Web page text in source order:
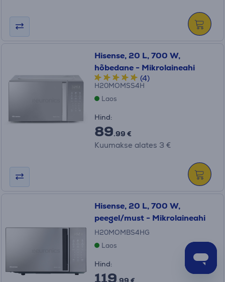
Hisense, 20 L, 700 W,
hõbedane - Mikrolaineahi
(4)
H20MOMSS4H
Laos
Hind:
89.99 €
Kuumakse alates 3 €
Hisense, 20 L, 700 W,
peegel/must - Mikrolaineahi
H20MOMBS4HG
Laos
Hind:
119